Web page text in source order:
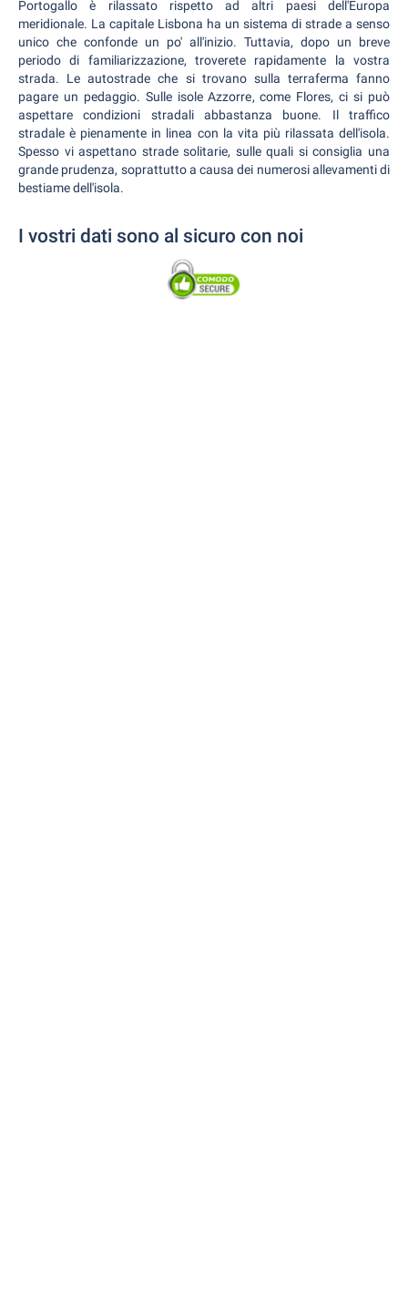
Portogallo è rilassato rispetto ad altri paesi dell'Europa
meridionale. La capitale Lisbona ha un sistema di strade a senso
unico che confonde un po' all'inizio. Tuttavia, dopo un breve
periodo di familiarizzazione, troverete rapidamente la vostra
strada. Le autostrade che si trovano sulla terraferma fanno
pagare un pedaggio. Sulle isole Azzorre, come Flores, ci si può
aspettare condizioni stradali abbastanza buone. Il traffico
stradale è pienamente in linea con la vita più rilassata dell'isola.
Spesso vi aspettano strade solitarie, sulle quali si consiglia una
grande prudenza, soprattutto a causa dei numerosi allevamenti di
bestiame dell'isola.
I vostri dati sono al sicuro con noi